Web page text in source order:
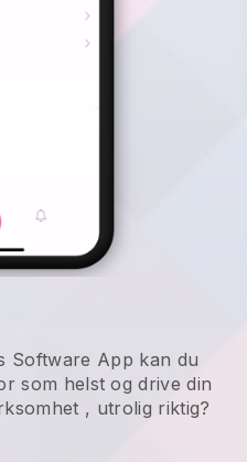
Software App kan du
som helst ogdrive din
, utrolig riktig?